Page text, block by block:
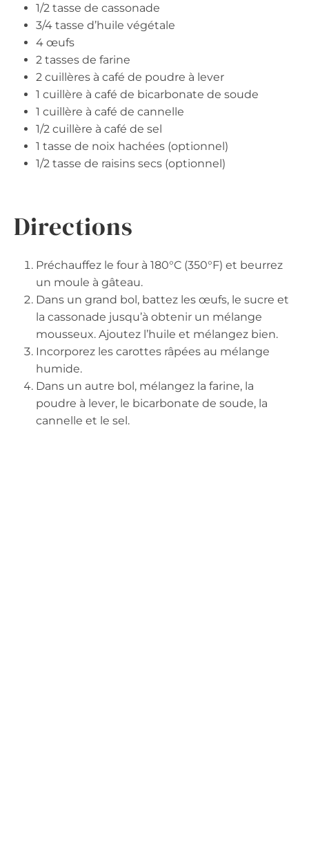
1/2 tasse de cassonade
3/4 tasse d’huile végétale
4 œufs
2 tasses de farine
2 cuillères à café de poudre à lever
1 cuillère à café de bicarbonate de soude
1 cuillère à café de cannelle
1/2 cuillère à café de sel
1 tasse de noix hachées (optionnel)
1/2 tasse de raisins secs (optionnel)
Directions
Préchauffez le four à 180°C (350°F) et beurrez
un moule à gâteau.
Dans un grand bol, battez les œufs, le sucre et
la cassonade jusqu’à obtenir un mélange
mousseux. Ajoutez l’huile et mélangez bien.
Incorporez les carottes râpées au mélange
humide.
Dans un autre bol, mélangez la farine, la
poudre à lever, le bicarbonate de soude, la
cannelle et le sel.